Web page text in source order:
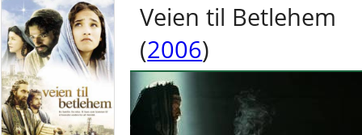
Veien til Betlehem
(2006)